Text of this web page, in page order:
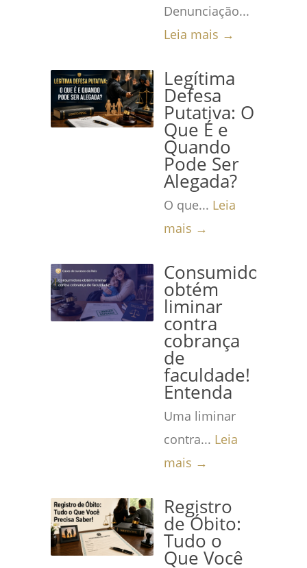
Denunciação...
Leia mais →
Legítima
Defesa
Putativa: O
Que É e
Quando
Pode Ser
Alegada?
O que... Leia
mais →
Consumidora
obtém
liminar
contra
cobrança
de
faculdade!
Entenda
Uma liminar
contra... Leia
mais →
Registro
de Óbito:
Tudo o
Que Você